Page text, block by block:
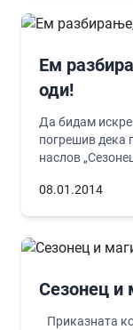
Ем
оди!
Да бидам
погрешив дека
наслов
08.01.2014
Сезонец и
Приказната